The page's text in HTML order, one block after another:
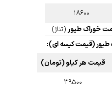
۱۸۶۰۰
خوراک طیور(تناژ)
طیور (قیمت کیسه ای):
قیمت هر کیلو (تومان)
۳۹۵۰۰